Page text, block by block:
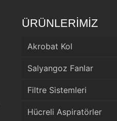
ÜRÜNLERİMİZ
Akrobat Kol
Salyangoz Fanlar
Filtre Sistemleri
Hücreli Aspiratörler